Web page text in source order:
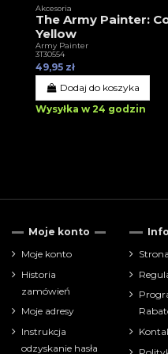
Akcesoria
The Army Painter:
Yellow
Army Painter
3T30554
49,95 zł
Dodaj do koszyka
Wysyłka w 24 godzin
Moje konto
Moje konto
Historia
zamówień
Moje adresy
Instrukcja
odzyskanie hasła